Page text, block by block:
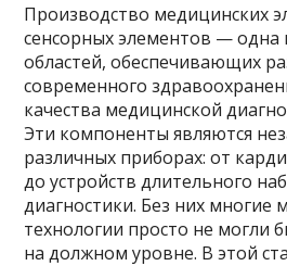
Производство медицинских
сенсорных элементов — одна
областей, обеспечивающих
современного
качества медицинской
Эти компоненты являются
различных приборах: от
до устройств длительного
диагностики. Без них многие
технологии просто не могли
на должном уровне. В этой